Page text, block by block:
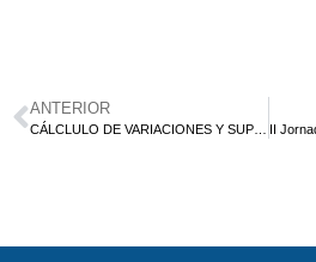
ANTERIOR
CÁLCLULO DE VARIACIONES Y SUPERFICIES DE CURVATURA PRESCRITA